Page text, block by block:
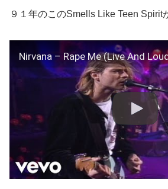
９１年のこのSmells Like Teen Spirit
Nirvana – Rape Me (Live And